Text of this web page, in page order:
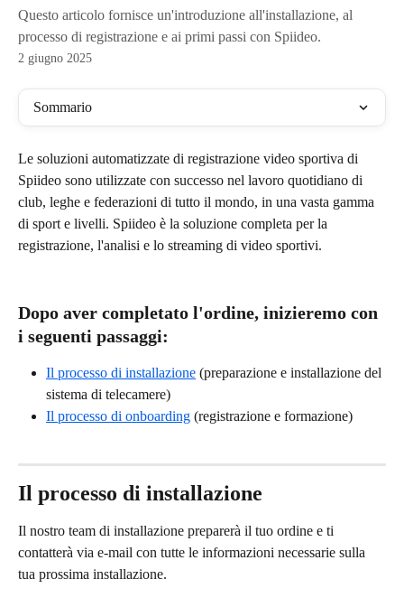
Questo articolo fornisce un'introduzione all'installazione, al
processo di registrazione e ai primi passi con Spiideo.
2 giugno 2025
Sommario
Le soluzioni automatizzate di registrazione video sportiva di
Spiideo sono utilizzate con successo nel lavoro quotidiano di
club, leghe e federazioni di tutto il mondo, in una vasta gamma
di sport e livelli. Spiideo è la soluzione completa per la
registrazione, l'analisi e lo streaming di video sportivi.
Dopo aver completato l'ordine, inizieremo con
i seguenti passaggi:
Il processo di installazione (preparazione e installazione del
sistema di telecamere)
Il processo di onboarding (registrazione e formazione)
Il processo di installazione
Il nostro team di installazione preparerà il tuo ordine e ti
contatterà via e-mail con tutte le informazioni necessarie sulla
tua prossima installazione.